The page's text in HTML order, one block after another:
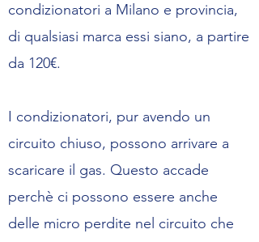
condizionatori a Milano e provincia,
di qualsiasi marca essi siano, a partire
da 120€.
I condizionatori, pur avendo un
circuito chiuso, possono arrivare a
scaricare il gas. Questo accade
perchè ci possono essere anche
delle micro perdite nel circuito che